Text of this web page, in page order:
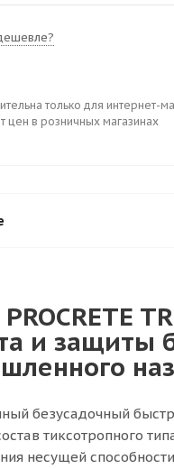
только для интернет-
цен в розничных магазинах
и защиты
безусадочный
тиксотропного
несущей